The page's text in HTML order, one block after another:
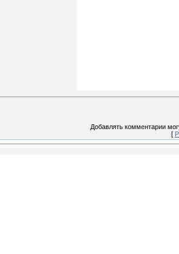
Добавлять комментарии
[